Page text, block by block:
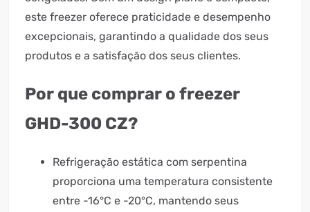
este freezer oferece praticidade e desempenho
excepcionais, garantindo a qualidade dos seus
produtos e a satisfação dos seus clientes.
Por que comprar o freezer
GHD-300 CZ?
Refrigeração estática com serpentina
proporciona uma temperatura consistente
entre -16°C e -20°C, mantendo seus